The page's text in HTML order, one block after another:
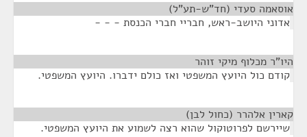
אוסאמה סעדי (חד"ש-תע"ל)
אדוני היושב-ראש, חבריי חברי הכנסת - - -
היו"ר מכלוף מיקי זוהר
קודם כול היועץ המשפטי ואז כולם ידברו. היועץ המשפטי.
קארין אלהרר (כחול לבן)
שיירשם לפרוטוקול שהוא רצה לשמוע את היועץ המשפטי.